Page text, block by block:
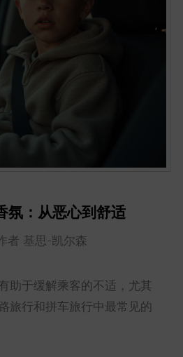
氛：从恶心到舒适
者 基思-凯尔森
助于缓解乘客的不适，尤其
旅行和拼车旅行中最常见的